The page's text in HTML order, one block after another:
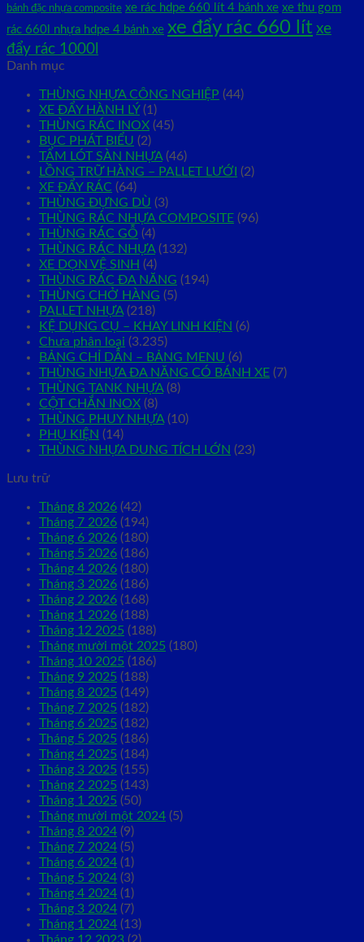
bánh đặc nhựa composite xe rác hdpe 660 lít 4 bánh xe xe thu gom
rác 660l nhựa hdpe 4 bánh xe xe đẩy rác 660 lít xe
đẩy rác 1000l
Danh mục
THÙNG NHỰA CÔNG NGHIỆP (44)
XE ĐẨY HÀNH LÝ(1)
THÙNG RÁC INOX (45)
BỤC PHÁT BIỂU (2)
TẤM LÓT SÀN NHỰA (46)
LỒNG TRỮ HÀNG – PALLET LƯỚI
(2)
XE ĐẨY RÁC (64)
THÙNG ĐỰNG DÙ (3)
THÙNG RÁC NHỰA COMPOSITE (96)
THÙNG RÁC GỖ (4)
THÙNG RÁC NHỰA (132)
XE DỌN VỆ SINH (4)
THÙNG RÁC ĐA NĂNG (194)
THÙNG CHỞ HÀNG (5)
PALLET NHỰA (218)
KỆ DỤNG CỤ – KHAY LINH KIỆN (6)
Chưa phân loại (3.235)
BẢNG CHỈ DẪN – BẢNG MENU (6)
THÙNG NHỰA ĐA NĂNG CÓ BÁNH XE (7)
THÙNG TANK NHỰA (8)
CỘT CHẮN INOX (8)
THÙNG PHUY NHỰA (10)
PHỤ KIỆN (14)
THÙNG NHỰA DUNG TÍCH LỚN (23)
Lưu trữ
Tháng 8 2026 (42)
Tháng 7 2026 (194)
Tháng 6 2026 (180)
Tháng 5 2026 (186)
Tháng 4 2026 (180)
Tháng 3 2026 (186)
Tháng 2 2026 (168)
Tháng 1 2026 (188)
Tháng 12 2025 (188)
Tháng mười một 2025 (180)
Tháng 10 2025 (186)
Tháng 9 2025 (188)
Tháng 8 2025 (149)
Tháng 7 2025 (182)
Tháng 6 2025 (182)
Tháng 5 2025 (186)
Tháng 4 2025 (184)
Tháng 3 2025 (155)
Tháng 2 2025 (143)
Tháng 1 2025 (50)
Tháng mười một 2024 (5)
Tháng 8 2024 (9)
Tháng 7 2024 (5)
Tháng 6 2024 (1)
Tháng 5 2024 (3)
Tháng 4 2024 (1)
Tháng 3 2024 (7)
Tháng 1 2024 (13)